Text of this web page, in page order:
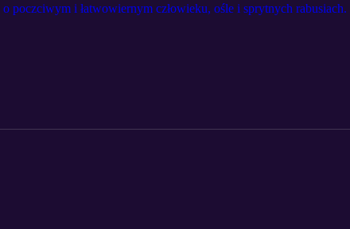
poczciwym i łatwowiernym człowieku, ośle i sprytnych rabusiach.